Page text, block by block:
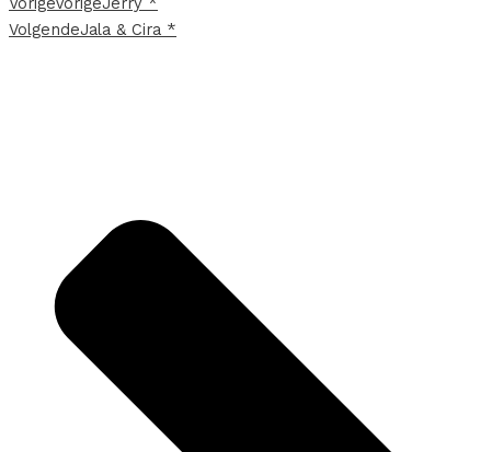
VolgendeJala & Cira *